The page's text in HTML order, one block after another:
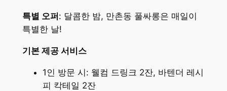
특별 오퍼 : 달콤한 밤, 만촌동 풀싸롱은 매일이
특별한 날!
기본 제공 서비스
1인 방문 시: 웰컴 드링크 2잔, 바텐더 레시
피 칵테일 2잔